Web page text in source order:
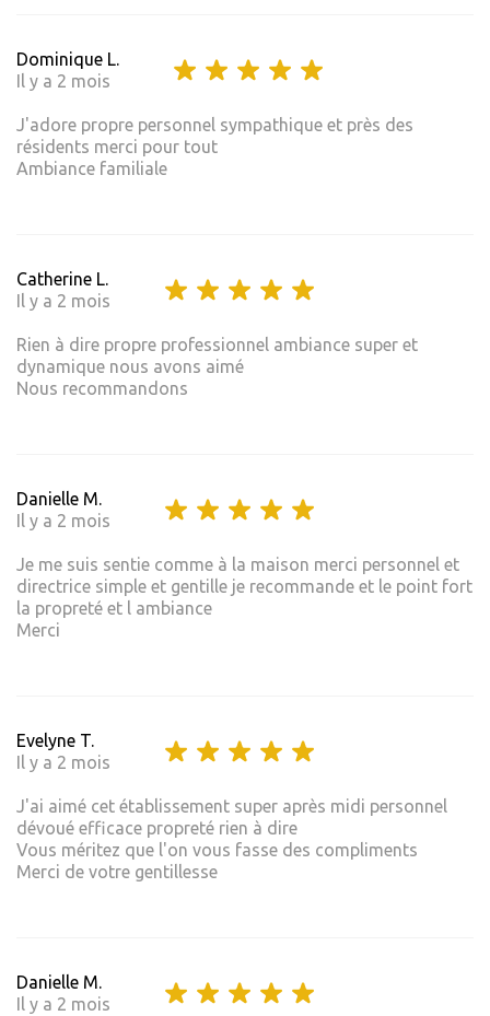
Dominique L.
Il y a 2 mois
J'adore propre personnel sympathique et près des
résidents merci pour tout
Ambiance familiale
Catherine L.
Il y a 2 mois
Rien à dire propre professionnel ambiance super et
dynamique nous avons aimé
Nous recommandons
Danielle M.
Il y a 2 mois
Je me suis sentie comme à la maison merci personnel et
directrice simple et gentille je recommande et le point fort
la propreté et l ambiance
Merci
Evelyne T.
Il y a 2 mois
J'ai aimé cet établissement super après midi personnel
dévoué efficace propreté rien à dire
Vous méritez que l'on vous fasse des compliments
Merci de votre gentillesse
Danielle M.
Il y a 2 mois